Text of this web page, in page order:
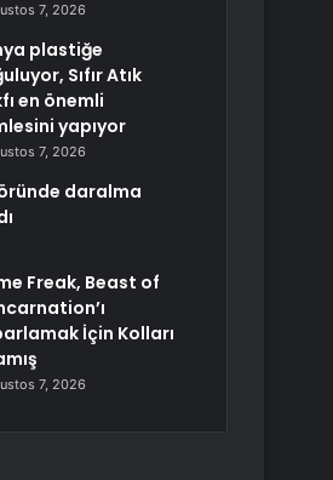
7, 2026
plastiğe
Sıfır Atık
en önemli
yapıyor
7, 2026
daralma
Freak, Beast of
İçin Kolları
7, 2026